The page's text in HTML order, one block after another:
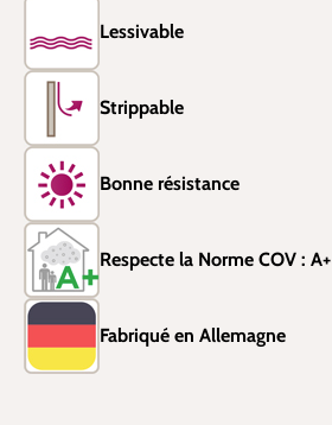
Lessivable
Strippable
Bonne résistance
Respecte la Norme COV : A+
Fabriqué en Allemagne